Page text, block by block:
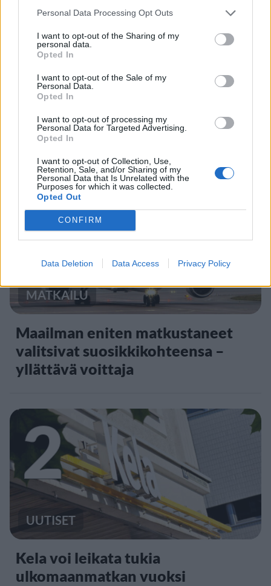
Personal Data Processing Opt Outs
I want to opt-out of the Sharing of my
personal data.
Opted In
I want to opt-out of the Sale of my
Personal Data.
Opted In
I want to opt-out of processing my
Personal Data for Targeted Advertising.
Opted In
I want to opt-out of Collection, Use,
Retention, Sale, and/or Sharing of my
Personal Data that Is Unrelated with the
Purposes for which it was collected.
Opted Out
CONFIRM
Data Deletion Data Access Privacy Policy
Staran luetuimmat
1
MATKAILU
Maailman eniten matkustaneet
valitsivat suosikkikohteensa –
yllättävä voittaja
2
UUTISET
Kela voi leikata tukia
ulkomaanmatkan vuoksi